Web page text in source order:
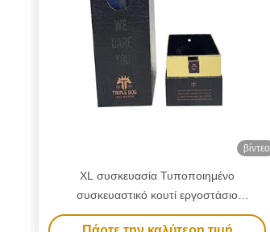
βίντεο
XL συσκευασία Τυποποιημένο
συσκευαστικό κουτί εργοστάσιο
Τυποποιημένο τυπωμένο χρυσό χαρτί